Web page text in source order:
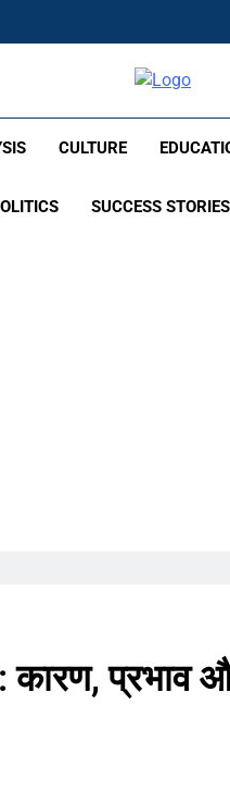
CULTURE
SUCCESS STORIES
कारण, प्रभाव